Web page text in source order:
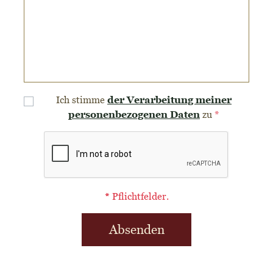
Ich stimmeder Verarbeitung meiner
personenbezogenen Datenzu*
* Pflichtfelder.
Absenden